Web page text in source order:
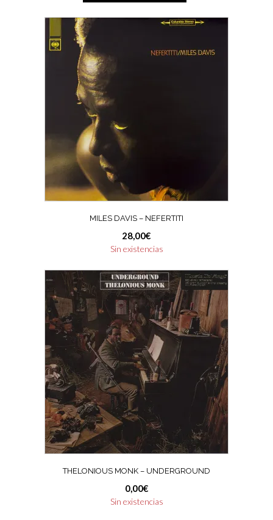
MILES DAVIS – NEFERTITI
28,00€
Sin existencias
THELONIOUS MONK – UNDERGROUND
0,00€
Sin existencias